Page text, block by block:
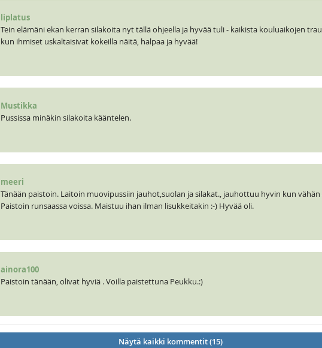
liplatus
Tein elämäni ekan kerran silakoita nyt tällä ohjeella ja hyvää tuli - kaikista kouluaikojen
kun ihmiset uskaltaisivat kokeilla näitä, halpaa ja hyvää!
Mustikka
Pussissa minäkin silakoita kääntelen.
meeri
Tänään paistoin. Laitoin muovipussiin jauhot,suolan ja silakat., jauhottuu hyvin kun vähän
Paistoin runsaassa voissa. Maistuu ihan ilman lisukkeitakin :-) Hyvää oli.
ainora100
Paistoin tänään, olivat hyviä . Voilla paistettuna Peukku.:)
Näytä kaikki kommentit (15)